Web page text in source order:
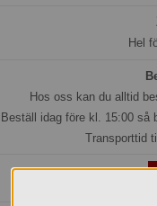
Hel
Hos oss kan du alltid
Beställ idag före kl. 15:00 så
Transporttid